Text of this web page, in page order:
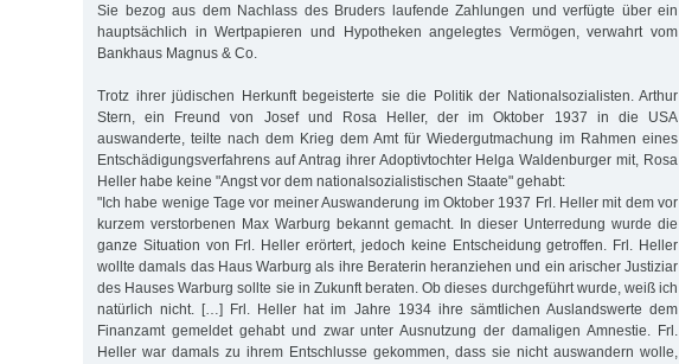
Sie bezog aus dem Nachlass des Bruders laufende Zahlungen und verfügte über ein
hauptsächlich in Wertpapieren und Hypotheken angelegtes Vermögen, verwahrt vom
Bankhaus Magnus & Co.
Trotz ihrer jüdischen Herkunft begeisterte sie die Politik der Nationalsozialisten. Arthur
Stern, ein Freund von Josef und Rosa Heller, der im Oktober 1937 in die USA
auswanderte, teilte nach dem Krieg dem Amt für Wiedergutmachung im Rahmen eines
Entschädigungsverfahrens auf Antrag ihrer Adoptivtochter Helga Waldenburger mit, Rosa
Heller habe keine "Angst vor dem nationalsozialistischen Staate" gehabt:
"Ich habe wenige Tage vor meiner Auswanderung im Oktober 1937 Frl. Heller mit dem vor
kurzem verstorbenen Max Warburg bekannt gemacht. In dieser Unterredung wurde die
ganze Situation von Frl. Heller erörtert, jedoch keine Entscheidung getroffen. Frl. Heller
wollte damals das Haus Warburg als ihre Beraterin heranziehen und ein arischer Justiziar
des Hauses Warburg sollte sie in Zukunft beraten. Ob dieses durchgeführt wurde, weiß ich
natürlich nicht. […] Frl. Heller hat im Jahre 1934 ihre sämtlichen Auslandswerte dem
Finanzamt gemeldet gehabt und zwar unter Ausnutzung der damaligen Amnestie. Frl.
Heller war damals zu ihrem Entschlusse gekommen, dass sie nicht auswandern wolle,